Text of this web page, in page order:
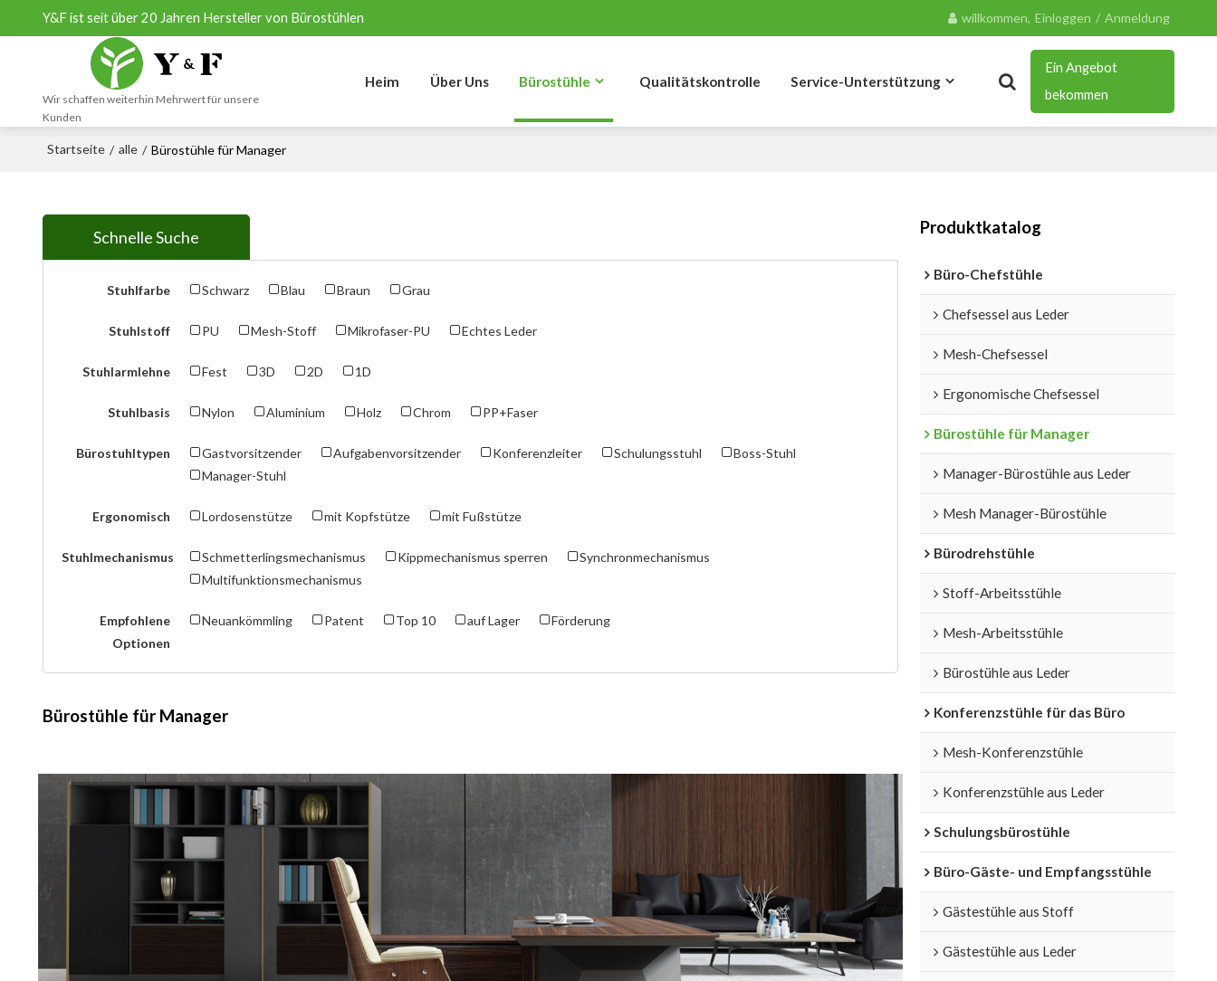
Y&F ist seit über 20 Jahren Hersteller von Bürostühlen willkommen, Einloggen / Anmeldung
Wir schaffen weiterhin Mehrwert für unsere
Kunden
Heim Über Uns Bürostühle Qualitätskontrolle Service-Unterstützung
Ein Angebot
bekommen
Startseite / alle / Bürostühle für Manager
Schnelle Suche
Stuhlfarbe Schwarz Blau Braun Grau
Stuhlstoff PU Mesh-Stoff Mikrofaser-PU Echtes Leder
Stuhlarmlehne Fest 3D 2D 1D
Stuhlbasis Nylon Aluminium Holz Chrom PP+Faser
Bürostuhltypen Gastvorsitzender Aufgabenvorsitzender Konferenzleiter Schulungsstuhl
Boss-Stuhl
Manager-Stuhl
Ergonomisch Lordosenstütze mit Kopfstütze mit Fußstütze
Stuhlmechanismus Schmetterlingsmechanismus Kippmechanismus sperren
Synchronmechanismus
Multifunktionsmechanismus
Empfohlene
Optionen
Neuankömmling Patent Top 10 auf Lager Förderung
Bürostühle für Manager
Produktkatalog
Büro-Chefstühle
Chefsessel aus Leder
Mesh-Chefsessel
Ergonomische Chefsessel
Bürostühle für Manager
Manager-Bürostühle aus Leder
Mesh Manager-Bürostühle
Bürodrehstühle
Stoff-Arbeitsstühle
Mesh-Arbeitsstühle
Bürostühle aus Leder
Konferenzstühle für das Büro
Mesh-Konferenzstühle
Konferenzstühle aus Leder
Schulungsbürostühle
Büro-Gäste- und Empfangsstühle
Gästestühle aus Stoff
Gästestühle aus Leder